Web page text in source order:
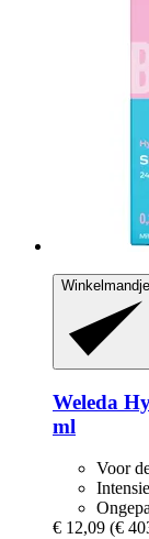
Winkelmandje
Weleda
ml
Voor
€ 12,09 (€